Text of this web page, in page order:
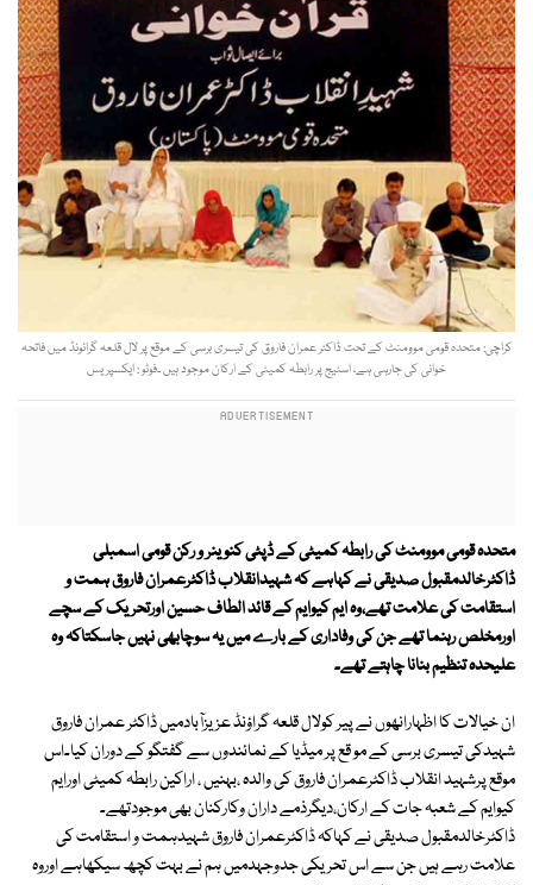
کراچی: متحدہ قومی موومنٹ کے تحت ڈاکٹر عمران فاروق کی تیسری برسی کے موقع پر لال قلعہ گرائونڈ میں فاتحہ
خوانی کی جارہی ہے، اسٹیج پر رابطہ کمیٹی کے ارکان موجود ہیں ۔فوٹو : ایکسپریس
متحدہ قومی موومنٹ کی رابطہ کمیٹی کے ڈپٹی کنوینر و رکن قومی اسمبلی
ڈاکٹرخالدمقبول صدیقی نے کہاہے کہ شہیدانقلاب ڈاکٹرعمران فاروق ہمت و
استقامت کی علامت تھے،وہ ایم کیوایم کے قائد الطاف حسین اورتحریک کے سچے
اورمخلص رہنما تھے جن کی وفاداری کے بارے میں یہ سوچابھی نہیں جاسکتاکہ وہ
علیحدہ تنظیم بنانا چاہتے تھے۔
ان خیالات کا اظہارانھوں نے پیر کولال قلعہ گراؤنڈ عزیزآبادمیں ڈاکٹر عمران فاروق
شہیدکی تیسری برسی کے مو قع پر میڈیا کے نمائندوں سے گفتگو کے دوران کیا۔اس
موقع پرشہید انقلاب ڈاکٹرعمران فاروق کی والدہ ،بہنیں ، اراکین رابطہ کمیٹی اورایم
کیوایم کے شعبہ جات کے ارکان،دیگرذمے داران وکارکنان بھی موجودتھے۔
ڈاکٹرخالدمقبول صدیقی نے کہاکہ ڈاکٹرعمران فاروق شہیدہمت و استقامت کی
علامت رہے ہیں جن سے اس تحریکی جدوجہدمیں ہم نے بہت کچھ سیکھاہے اوروہ